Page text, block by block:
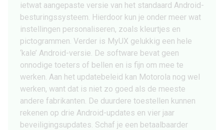
ietwat aangepaste versie van het standaard Android-
besturingssysteem. Hierdoor kun je onder meer wat
instellingen personaliseren, zoals kleurtjes en
pictogrammen. Verder is MyUX gelukkig een hele
‘kale’ Android-versie. De software bevat geen
onnodige toeters of bellen en is fijn om mee te
werken. Aan het updatebeleid kan Motorola nog wel
werken, want dat is niet zo goed als de meeste
andere fabrikanten. De duurdere toestellen kunnen
rekenen op drie Android-updates en vier jaar
beveiligingsupdates. Schaf je een betaalbaarder